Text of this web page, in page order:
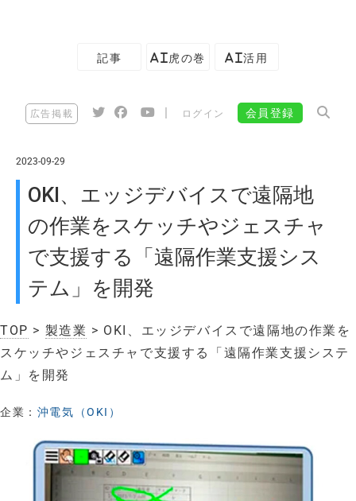
記事 AI虎の巻 AI活用
広告掲載 ログイン 会員登録
2023-09-29
OKI、エッジデバイスで遠隔地
の作業をスケッチやジェスチャ
で支援する「遠隔作業支援シス
テム」を開発
TOP > 製造業 > OKI、エッジデバイスで遠隔地の作業を
スケッチやジェスチャで支援する「遠隔作業支援システ
ム」を開発
企業： 沖電気（OKI）